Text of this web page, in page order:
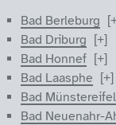
Bad Berleburg
Bad Driburg
Bad Honnef
Bad Laasphe
Bad Münstereifel
Bad Neuenahr-